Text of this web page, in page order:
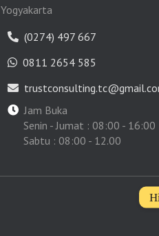
Yogyakarta
(0274) 497 667
0811 2654 585
Jam Buka
Senin - Jumat : 08:00 - 16:00
Sabtu : 08:00 - 12.00